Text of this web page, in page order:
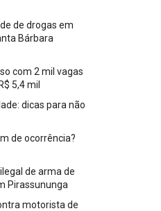
de drogas em
Bárbara
com 2 mil vagas
5,4 mil
dicas para não
de ocorrência?
de arma de
Pirassununga
motorista de